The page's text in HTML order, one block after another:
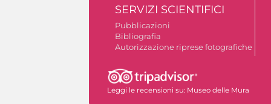
SERVIZI SCIENTIFICI
Pubblicazioni
Bibliografia
Autorizzazione riprese fotografiche
Leggi le recensioni su: Museo delle Mura